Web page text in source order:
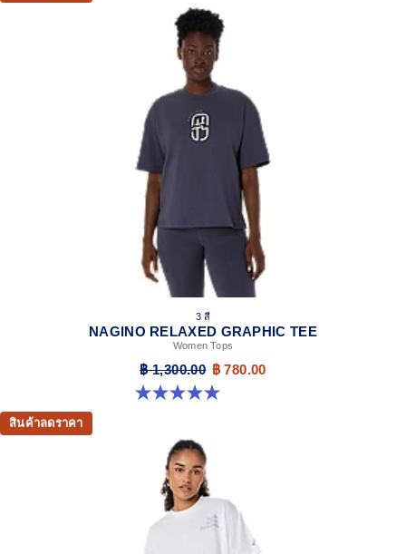
3 สี
NAGINO RELAXED GRAPHIC TEE
Women Tops
฿ 1,300.00 ฿ 780.00
5.0 จาก 5 ดาว 2 รีวิว
สินค้าลดราคา